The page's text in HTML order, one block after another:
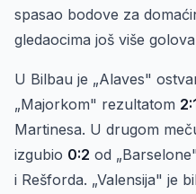
spasao bodove za
gledaocima još više
U Bilbau je „Alaves"
„Majorkom" rezultatom
Martinesa. U drugom
izgubio 0:2 od
i Rešforda. „Valensija" je